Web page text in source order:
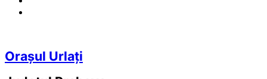
Orașul Urlați